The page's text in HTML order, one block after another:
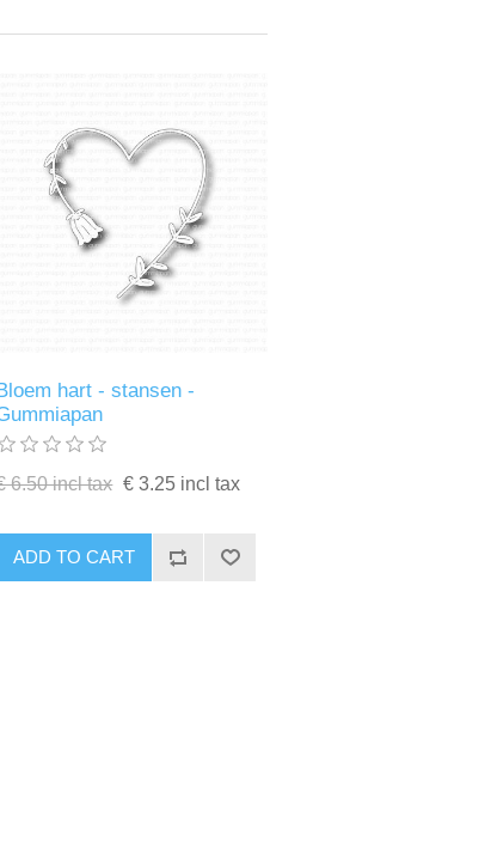
hart - stansen -
6.50 incl tax € 3.25 incl tax
ADD TO CART